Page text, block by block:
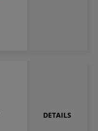
DETAILS